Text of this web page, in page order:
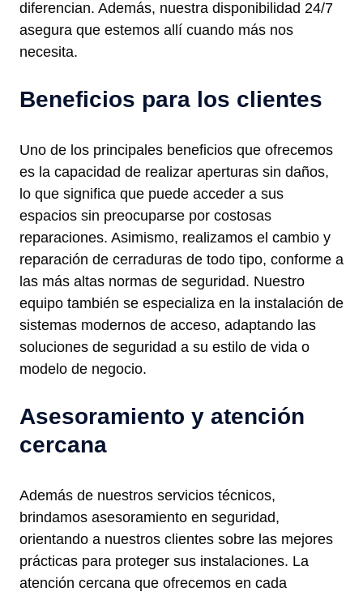
diferencian. Además, nuestra disponibilidad 24/7
asegura que estemos allí cuando más nos
necesita.
Beneficios para los clientes
Uno de los principales beneficios que ofrecemos
es la capacidad de realizar aperturas sin daños,
lo que significa que puede acceder a sus
espacios sin preocuparse por costosas
reparaciones. Asimismo, realizamos el cambio y
reparación de cerraduras de todo tipo, conforme a
las más altas normas de seguridad. Nuestro
equipo también se especializa en la instalación de
sistemas modernos de acceso, adaptando las
soluciones de seguridad a su estilo de vida o
modelo de negocio.
Asesoramiento y atención
cercana
Además de nuestros servicios técnicos,
brindamos asesoramiento en seguridad,
orientando a nuestros clientes sobre las mejores
prácticas para proteger sus instalaciones. La
atención cercana que ofrecemos en cada